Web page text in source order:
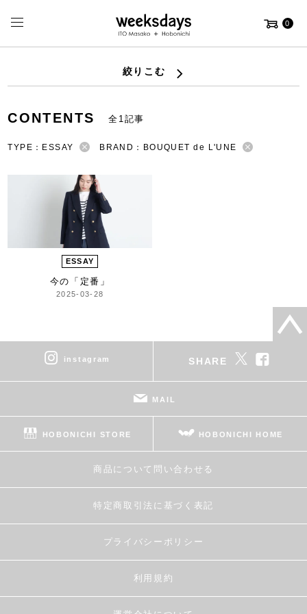
0
絞りこむ
CONTENTS 全1記事
TYPE：ESSAY BRAND：BOUQUET de L'UNE
ESSAY
今の「定番」
2025-03-28
instagram SHARE
MAIL
HOBONICHI STORE HOBONICHI HOME
商品について問い合わせる
特定商取引法に基づく表記
プライバシーポリシー
利用規約